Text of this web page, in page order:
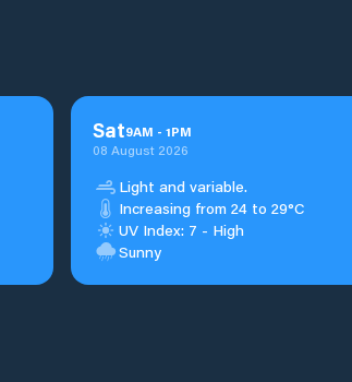
Sat9AM - 1PM
08 August 2026
Light and variable.
Increasing from 24 to 29°C
UV Index: 7 - High
Sunny